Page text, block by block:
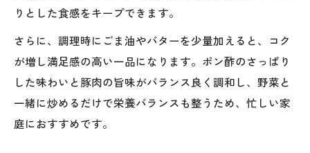
りとした食感をキープできます。
さらに、調理時にごま油やバターを少量加えると、コク
が増し満足感の高い一品になります。ポン酢のさっぱり
した味わいと豚肉の旨味がバランス良く調和し、野菜と
一緒に炒めるだけで栄養バランスも整うため、忙しい家
庭におすすめです。